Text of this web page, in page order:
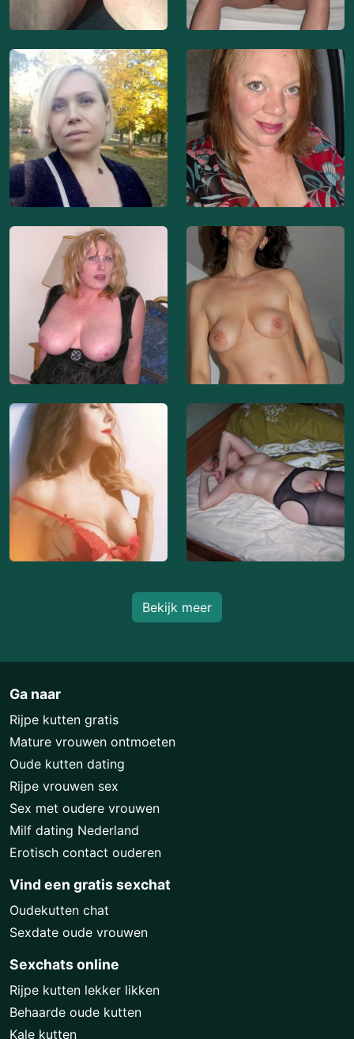
Bekijk meer
Ga naar
Rijpe kutten gratis
Mature vrouwen ontmoeten
Oude kutten dating
Rijpe vrouwen sex
Sex met oudere vrouwen
Milf dating Nederland
Erotisch contact ouderen
Vind een gratis sexchat
Oudekutten chat
Sexdate oude vrouwen
Sexchats online
Rijpe kutten lekker likken
Behaarde oude kutten
Kale kutten